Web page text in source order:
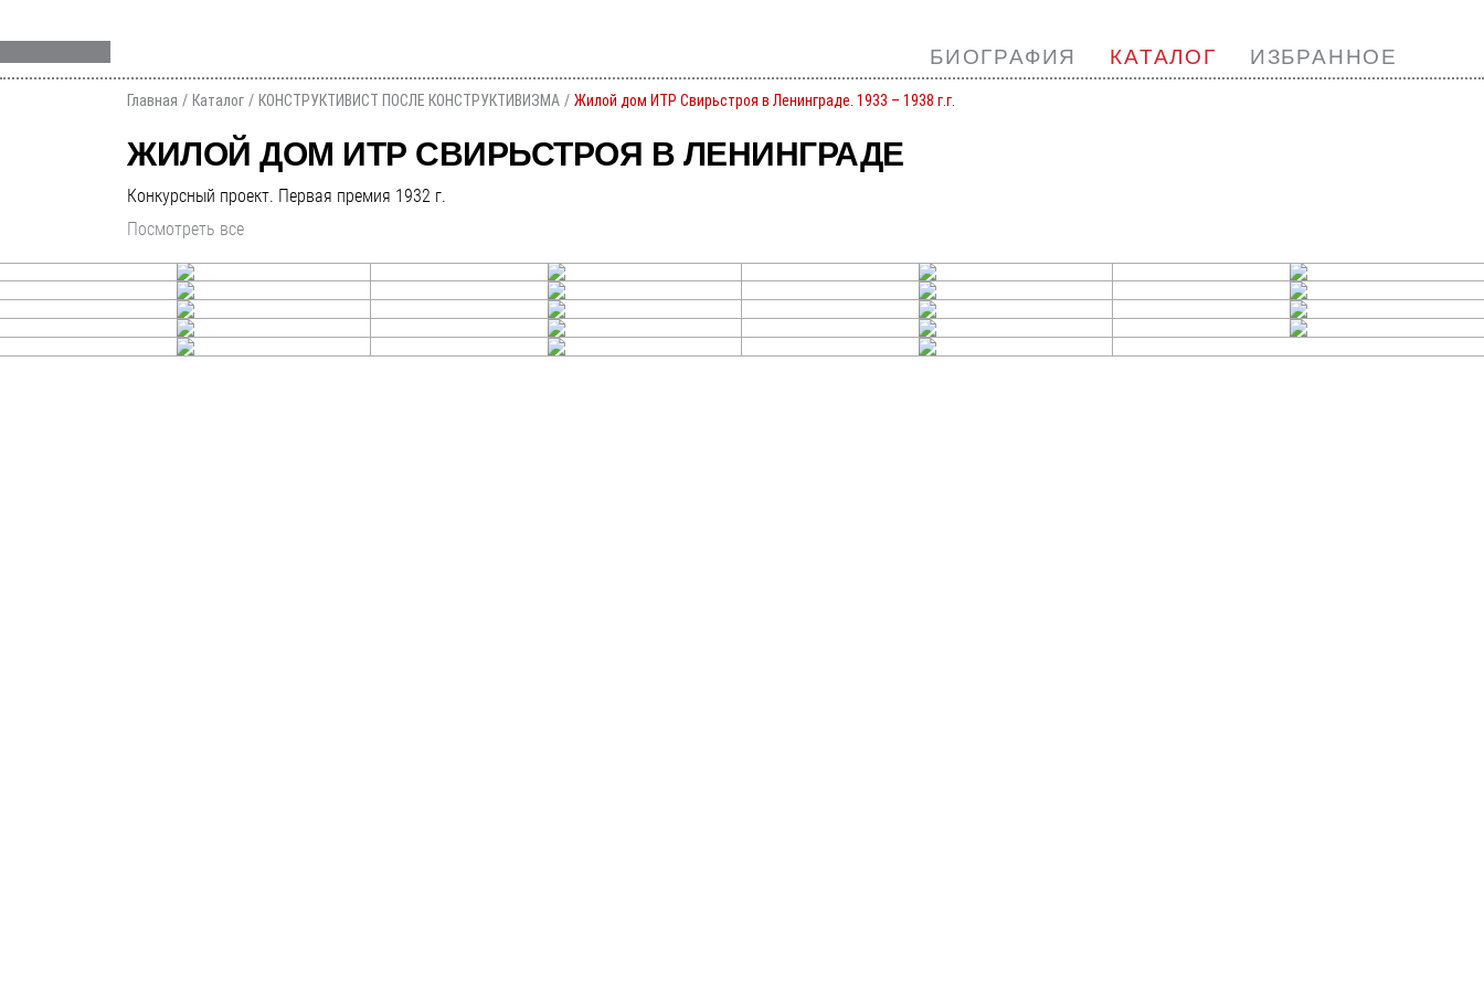
БИОГРАФИЯ КАТАЛОГ ИЗБРАННОЕ
Главная Каталог КОНСТРУКТИВИСТ ПОСЛЕ КОНСТРУКТИВИЗМА Жилой дом ИТР Свирьстроя в Ленинграде. 1933 – 1938 г.г.
ЖИЛОЙ ДОМ ИТР СВИРЬСТРОЯ В ЛЕНИНГРАДЕ
Конкурсный проект. Первая премия 1932 г.
Посмотреть все